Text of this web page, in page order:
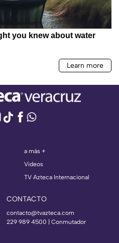
a más +
Videos
TV Azteca Internacional
CONTACTO
contacto@tvazteca.com
229 989 4500 | Conmutador